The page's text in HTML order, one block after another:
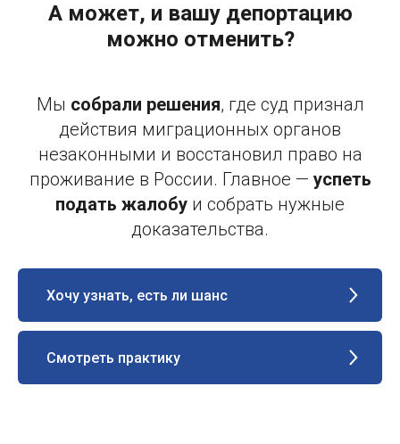
А может, и вашу депортацию
можно отменить?
Мы собрали решения, где суд признал
действия миграционных органов
незаконными и восстановил право на
проживание в России. Главное — успеть
подать жалобу и собрать нужные
доказательства.
Хочу узнать, есть ли шанс
Смотреть практику